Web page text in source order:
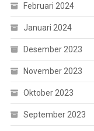
Februari 2024
Januari 2024
Desember 2023
November 2023
Oktober 2023
September 2023